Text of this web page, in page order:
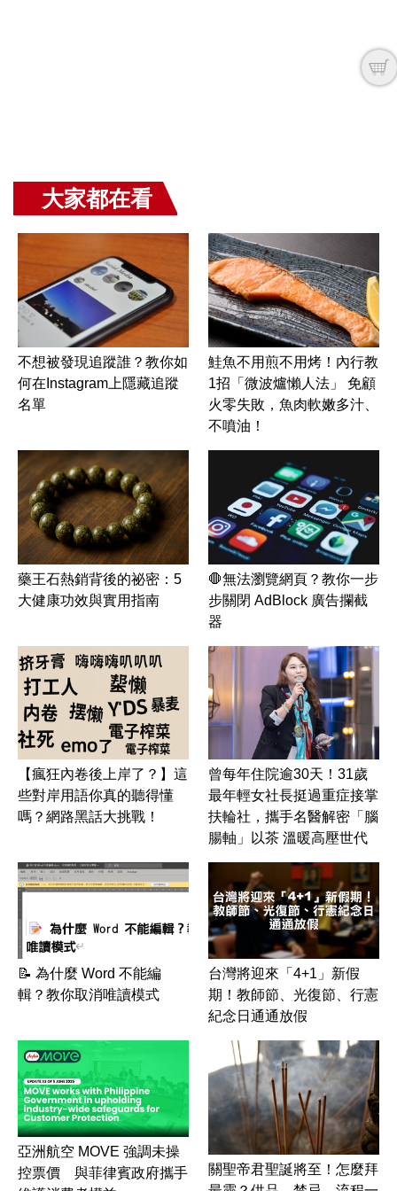
大家都在看
不想被發現追蹤誰？教你如
何在Instagram上隱藏追蹤
名單
鮭魚不用煎不用烤！內行教
1招「微波爐懶人法」 免顧
火零失敗，魚肉軟嫩多汁、
不噴油！
藥王石熱銷背後的祕密：5
大健康功效與實用指南
🛑無法瀏覽網頁？教你一步
步關閉 AdBlock 廣告攔截
器
【瘋狂內卷後上岸了？】這
些對岸用語你真的聽得懂
嗎？網路黑話大挑戰！
曾每年住院逾30天！31歲
最年輕女社長挺過重症接掌
扶輪社，攜手名醫解密「腦
腸軸」以茶 溫暖高壓世代
📝 為什麼 Word 不能編
輯？教你取消唯讀模式
台灣將迎來「4+1」新假
期！教師節、光復節、行憲
紀念日通通放假
亞洲航空 MOVE 強調未操
控票價 與菲律賓政府攜手
關聖帝君聖誕將至！怎麼拜